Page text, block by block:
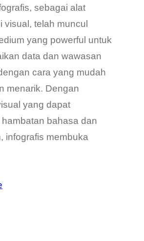
sebagai alat
visual, telah muncul
yang powerful untuk
data dan wawasan
cara yang mudah
menarik. Dengan
yang dapat
bahasa dan
infografis membuka